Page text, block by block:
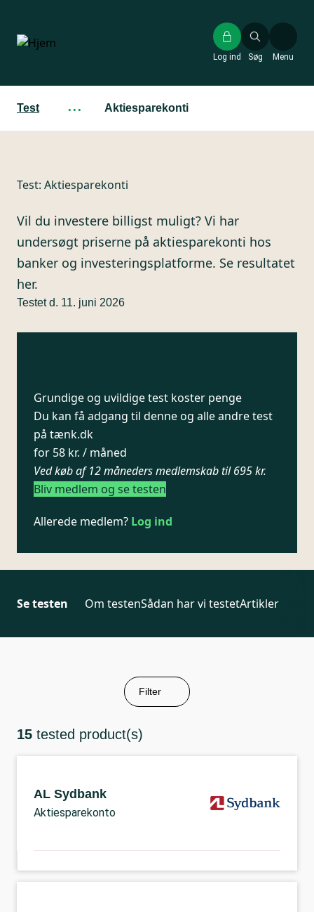
hovedindhold
Søg
Log ind Menu
Test ··· Aktiesparekonti
Test: Aktiesparekonti
Vil du investere billigst muligt? Vi har
undersøgt priserne på aktiesparekonti hos
banker og investeringsplatforme. Se resultatet
her.
Testet d. 11. juni 2026
Grundige og uvildige test koster penge
Du kan få adgang til denne og alle andre test
på tænk.dk
for 58 kr. / måned
Ved køb af 12 måneders medlemskab til 695 kr.
Bliv medlem og se testen
Allerede medlem? Log ind
Se testen Om testenSådan har vi testetArtikler
Filter
15 tested product(s)
AL Sydbank
Aktiesparekonto